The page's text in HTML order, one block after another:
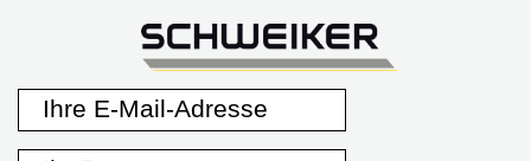
Auftragsverfolgung